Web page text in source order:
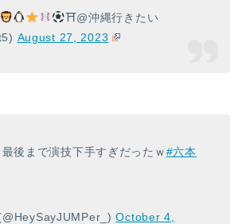
⛩@沖縄行きたい
August 27, 2023
後まで演技下手すぎだったｗ#六本
October 4,